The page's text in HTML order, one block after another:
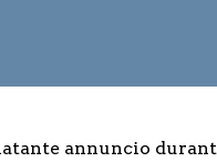
annuncio